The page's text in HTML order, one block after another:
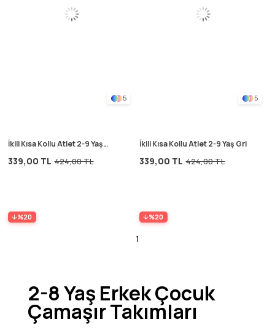
5
İkili Kısa Kollu Atlet 2-9 Yaş
339,00 TL 424,00 TL
%20
5
İkili Kısa Kollu Atlet 2-9 Yaş Gri
339,00 TL 424,00 TL
%20
1
2-8 Yaş Erkek Çocuk
Çamaşır Takımları